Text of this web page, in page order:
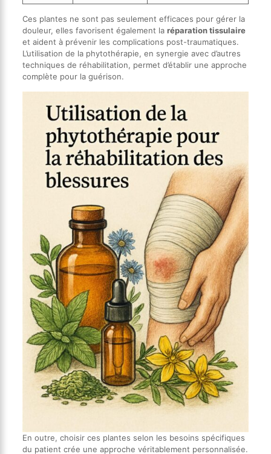
Ces plantes ne sont pas seulement efficaces pour gérer la
douleur, elles favorisent également la réparation tissulaire
et aident à prévenir les complications post-traumatiques.
L’utilisation de la phytothérapie, en synergie avec d’autres
techniques de réhabilitation, permet d’établir une approche
complète pour la guérison.
En outre, choisir ces plantes selon les besoins spécifiques
du patient crée une approche véritablement personnalisée.